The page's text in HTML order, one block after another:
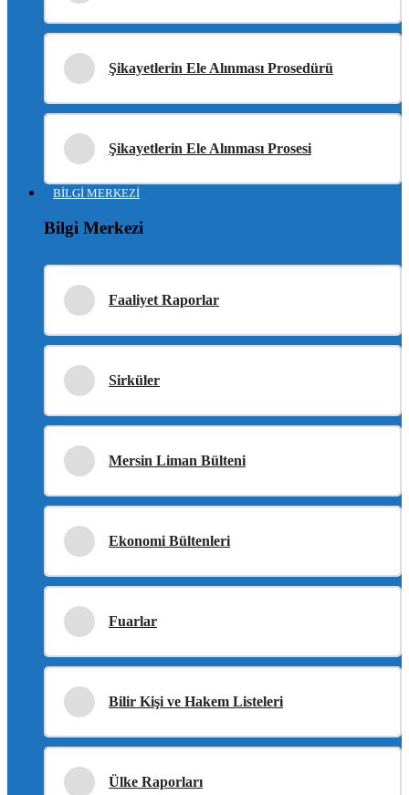
Şikayetlerin Ele Alınması Prosedürü
Şikayetlerin Ele Alınması Prosesi
BİLGİ MERKEZİ
Bilgi Merkezi
Faaliyet Raporlar
Sirküler
Mersin Liman Bülteni
Ekonomi Bültenleri
Fuarlar
Bilir Kişi ve Hakem Listeleri
Ülke Raporları